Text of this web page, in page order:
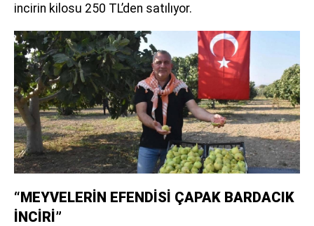
incirin kilosu 250 TL’den satılıyor.
“MEYVELERİN EFENDİSİ ÇAPAK BARDACIK
İNCİRİ”